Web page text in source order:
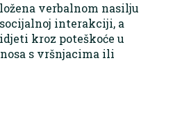
verbalnom nasilju
interakciji, a
kroz poteškoće u
s vršnjacima ili